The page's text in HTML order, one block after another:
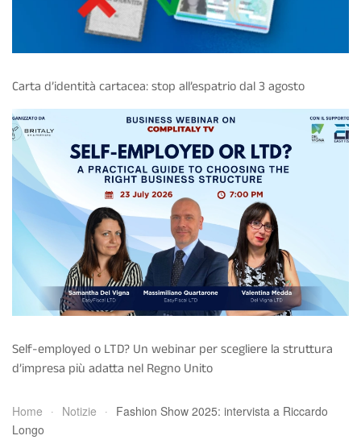
Carta d’identità cartacea: stop all’espatrio dal 3 agosto
Self-employed o LTD? Un webinar per scegliere la struttura
d’impresa più adatta nel Regno Unito
Home Notizie
Fashion Show 2025: intervista a Riccardo
Longo